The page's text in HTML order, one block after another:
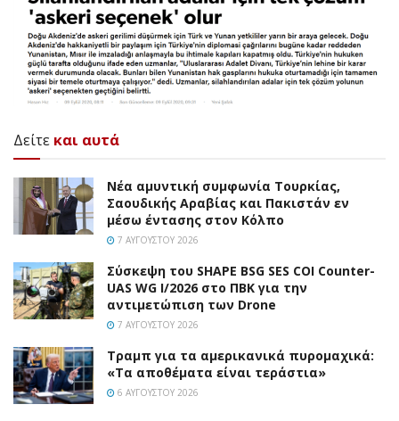
Δείτε και αυτά
Νέα αμυντική συμφωνία Τουρκίας,
Σαουδικής Αραβίας και Πακιστάν εν
μέσω έντασης στον Κόλπο
7 ΑΥΓΟΎΣΤΟΥ 2026
Σύσκεψη του SHAPE BSG SES COI Counter-
UAS WG I/2026 στο ΠΒΚ για την
αντιμετώπιση των Drone
7 ΑΥΓΟΎΣΤΟΥ 2026
Τραμπ για τα αμερικανικά πυρομαχικά:
«Τα αποθέματα είναι τεράστια»
6 ΑΥΓΟΎΣΤΟΥ 2026